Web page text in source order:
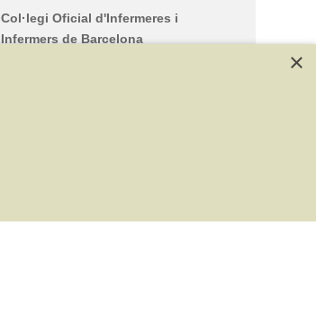
Col·legi Oficial d'Infermeres i
Infermers de Barcelona
×